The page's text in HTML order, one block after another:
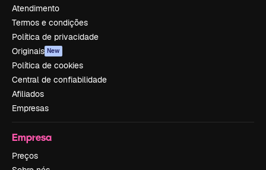
Atendimento
Termos e condições
Política de privacidade
Originais New
Política de cookies
Central de confiabilidade
Afiliados
Empresas
Empresa
Preços